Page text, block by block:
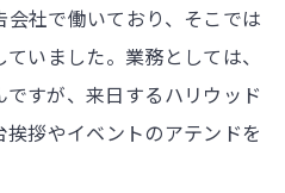
会社で働いており、そこでは
いました。業務としては、
すが、来日するハリウッド
拶やイベントのアテンドを